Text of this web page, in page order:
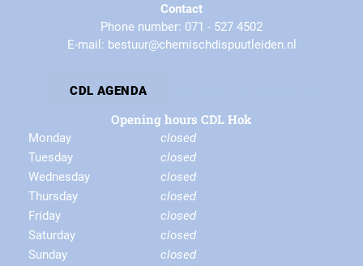
Contact
Phone number: 071 - 527 4502
E-mail: bestuur@chemischdispuutleiden.nl
CDL AGENDA
Opening hours CDL Hok
Monday
closed
Tuesday
closed
Wednesday
closed
Thursday
closed
Friday
closed
Saturday
closed
Sunday
closed